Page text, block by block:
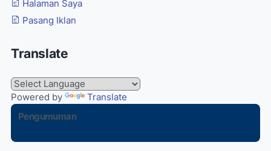
Halaman Saya
Pasang Iklan
Translate
Powered by
Translate
Pengumuman